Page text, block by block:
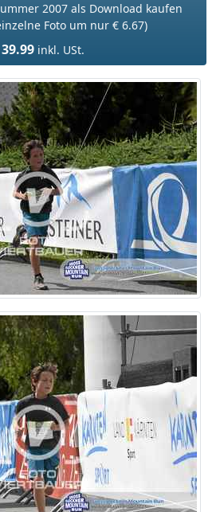
2007 als Download kaufen
Foto um nur € 6.67)
inkl. USt.